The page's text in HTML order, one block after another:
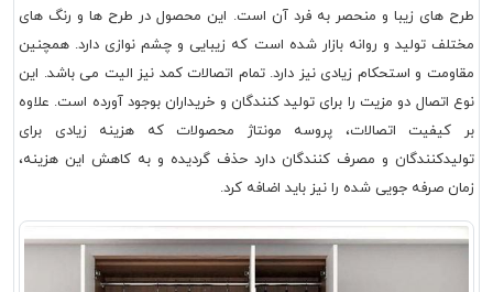
طرح های زیبا و منحصر به فرد آن است. این محصول در طرح ها و رنگ های
مختلف تولید و روانه بازار شده است که زیبایی و چشم نوازی دارد. همچنین
مقاومت و استحکام زیادی نیز دارد. تمام اتصالات کمد نیز الیت می باشد. این
نوع اتصال دو مزیت را برای تولید کنندگان و خریداران بوجود آورده است. علاوه
بر کیفیت اتصالات، پروسه مونتاژ محصولات که هزینه زیادی برای
تولیدکنندگان و مصرف کنندگان دارد حذف گردیده و به کاهش این هزینه،
زمان صرفه جویی شده را نیز باید اضافه کرد.